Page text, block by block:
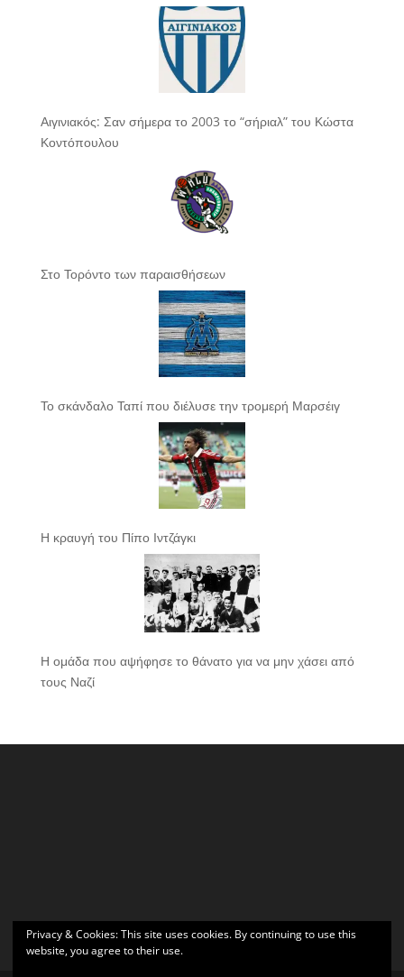
Αιγινιακός: Σαν σήμερα το 2003 το “σήριαλ” του Κώστα
Κοντόπουλου
Στο Τορόντο των παραισθήσεων
Το σκάνδαλο Ταπί που διέλυσε την τρομερή Μαρσέιγ
Η κραυγή του Πίπο Ιντζάγκι
Η ομάδα που αψήφησε το θάνατο για να μην χάσει από
τους Ναζί
Privacy & Cookies: This site uses cookies. By continuing to use this
website, you agree to their use.